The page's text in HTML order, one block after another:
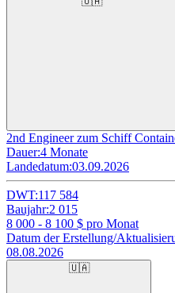
2nd Engineer zum Schiff
Dauer:4 Monate
Landedatum:03.09.2026
DWT:117 584
Baujahr:2 015
8 000 - 8 100 $ pro Monat
Datum der Erstellung/
08.08.2026
🇺🇦